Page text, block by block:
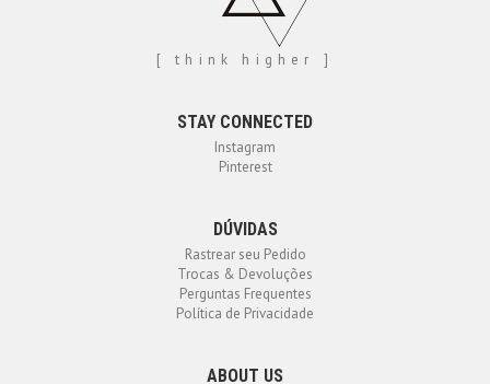
[ think higher ]
STAY CONNECTED
Instagram
Pinterest
DÚVIDAS
Rastrear seu Pedido
Trocas & Devoluções
Perguntas Frequentes
Política de Privacidade
ABOUT US